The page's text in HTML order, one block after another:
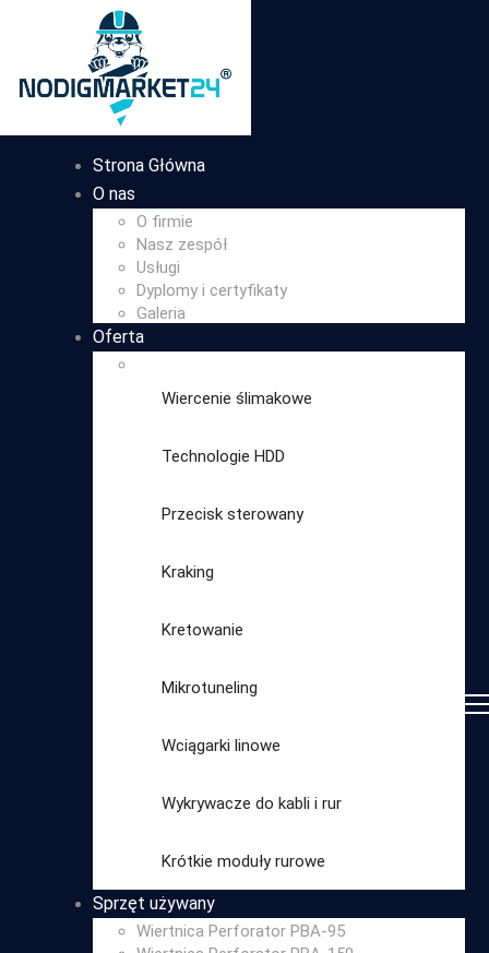
Strona Główna
O nas
O firmie
Nasz zespół
Usługi
Dyplomy i certyfikaty
Galeria
Oferta
Wiercenie ślimakowe
Technologie HDD
Przecisk sterowany
Kraking
Kretowanie
Mikrotuneling
Wciągarki linowe
Wykrywacze do kabli i rur
Krótkie moduły rurowe
kategorię
Sprzęt używany
Wiertnica Perforator PBA-95